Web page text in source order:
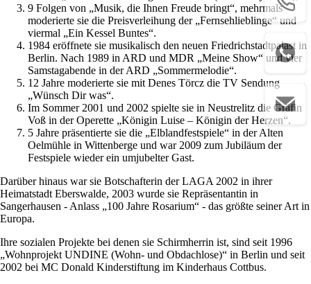
9 Folgen von „Musik, die Ihnen Freude bringt“, mehrmals
moderierte sie die Preisverleihung der „Fernsehlieblinge“ und
viermal „Ein Kessel Buntes“.
1984 eröffnete sie musikalisch den neuen Friedrichstadtpalast in
Berlin. Nach 1989 in ARD und MDR „Meine Show“ und vier
Samstagabende in der ARD „Sommermelodie“.
12 Jahre moderierte sie mit Denes Törcz die TV Sendung
„Wünsch Dir was“.
Im Sommer 2001 und 2002 spielte sie in Neustrelitz die Gräfin
Voß in der Operette „Königin Luise – Königin der Herzen“.
5 Jahre präsentierte sie die „Elblandfestspiele“ in der Alten
Oelmühle in Wittenberge und war 2009 zum Jubiläum der
Festspiele wieder ein umjubelter Gast.
Darüber hinaus war sie Botschafterin der LAGA 2002 in ihrer
Heimatstadt Eberswalde, 2003 wurde sie Repräsentantin in
Sangerhausen - Anlass „100 Jahre Rosarium“ - das größte seiner Art in
Europa.
Ihre sozialen Projekte bei denen sie Schirmherrin ist, sind seit 1996
„Wohnprojekt UNDINE (Wohn- und Obdachlose)“ in Berlin und seit
2002 bei MC Donald Kinderstiftung im Kinderhaus Cottbus.